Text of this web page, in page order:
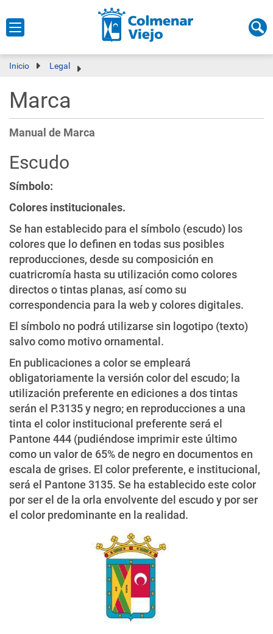
Inicio Legal
Marca
Manual de Marca
Escudo
Símbolo:
Colores institucionales.
Se han establecido para el símbolo (escudo) los
colores que lo definen en todas sus posibles
reproducciones, desde su composición en
cuatricromía hasta su utilización como colores
directos o tintas planas, así como su
correspondencia para la web y colores digitales.
El símbolo no podrá utilizarse sin logotipo (texto)
salvo como motivo ornamental.
En publicaciones a color se empleará
obligatoriamente la versión color del escudo; la
utilización preferente en ediciones a dos tintas
serán el P.3135 y negro; en reproducciones a una
tinta el color institucional preferente será el
Pantone 444 (pudiéndose imprimir este último
como un valor de 65% de negro en documentos en
escala de grises. El color preferente, e institucional,
será el Pantone 3135. Se ha establecido este color
por ser el de la orla envolvente del escudo y por ser
el color predominante en la realidad.